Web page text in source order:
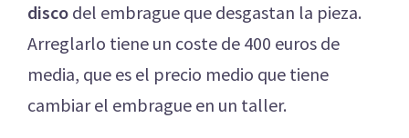
disco del embrague que desgastan la pieza.
Arreglarlo tiene un coste de 400 euros de
media, que es el precio medio que tiene
cambiar el embrague en un taller.